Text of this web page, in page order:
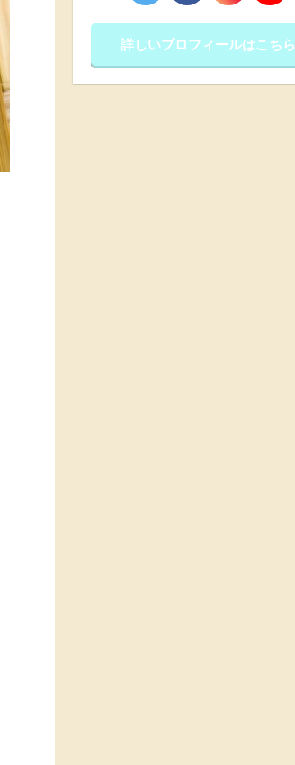
詳しいプロフィールはこちら